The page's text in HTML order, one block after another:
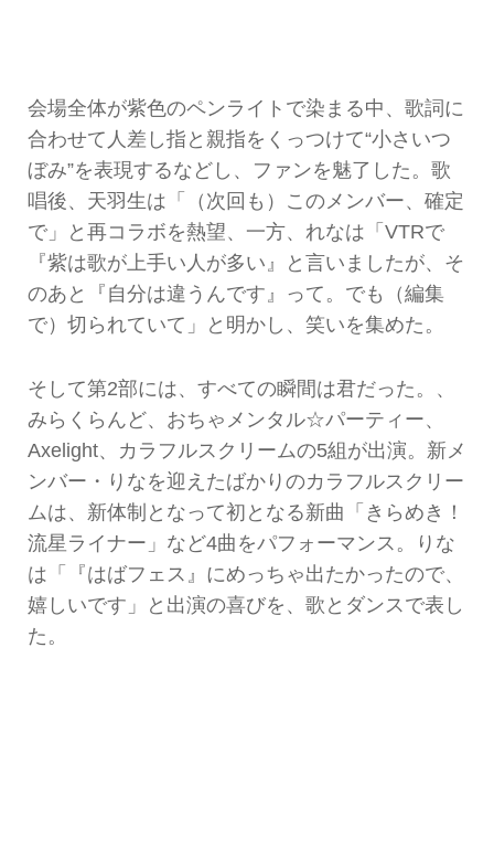
会場全体が紫色のペンライトで染まる中、歌詞に
合わせて人差し指と親指をくっつけて“小さいつ
ぼみ”を表現するなどし、ファンを魅了した。歌
唱後、天羽生は「（次回も）このメンバー、確定
で」と再コラボを熱望、一方、れなは「VTRで
『紫は歌が上手い人が多い』と言いましたが、そ
のあと『自分は違うんです』って。でも（編集
で）切られていて」と明かし、笑いを集めた。
そして第2部には、すべての瞬間は君だった。、
みらくらんど、おちゃメンタル☆パーティー、
Axelight、カラフルスクリームの5組が出演。新メ
ンバー・りなを迎えたばかりのカラフルスクリー
ムは、新体制となって初となる新曲「きらめき！
流星ライナー」など4曲をパフォーマンス。りな
は「『はばフェス』にめっちゃ出たかったので、
嬉しいです」と出演の喜びを、歌とダンスで表し
た。